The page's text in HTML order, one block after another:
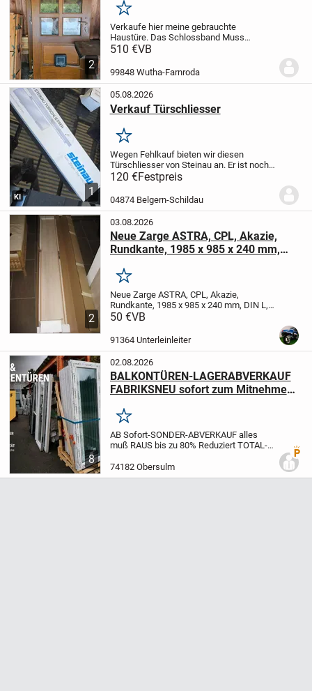
2
Merken
Verkaufe hier meine gebrauchte
Haustüre. Das Schlossband Muss
erneuert werden. Die Haustür ist in einen
üblichen Gebrauchsspuren.
510 €VB
99848 Wutha-Farnroda
1
KI
05.08.2026
Verkauf Türschliesser
Merken
Wegen Fehlkauf bieten wir diesen
Türschliesser von Steinau an. Er ist noch
originalverpackt. Er ist aus Edelstahl.
120 €Festpreis
04874 Belgern-Schildau
2
03.08.2026
Neue Zarge ASTRA, CPL, Akazie,
Rundkante, 1985 x 985 x 240 mm,
Merken
Neue Zarge ASTRA, CPL, Akazie,
Rundkante, 1985 x 985 x 240 mm, DIN L,
Neupreis: 100 €; VHB: 50 €
50 €VB
91364 Unterleinleiter
8
02.08.2026
BALKONTÜREN-LAGERABVERKAUF
FABRIKSNEU sofort zum Mitnehmen
Kunststoff 1 A Qualität sowie auch
FENSTER
Merken
AB Sofort-SONDER-ABVERKAUF alles
muß RAUS bis zu 80% Reduziert TOTAL-
sind Fabriksneu mit 10 Jahre Hersteller-
Garantien..Sie bekommen unseren Lager-
74182 Obersulm